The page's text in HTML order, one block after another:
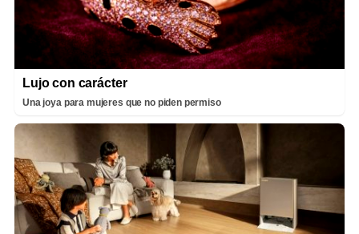
Lujo con carácter
Una joya para mujeres que no piden permiso